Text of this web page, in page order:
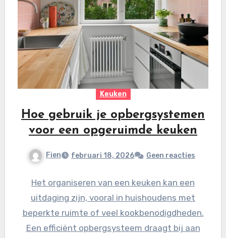
Keuken
Hoe gebruik je opbergsystemen
voor een opgeruimde keuken
Fien februari 18, 2026 Geen reacties
Het organiseren van een keuken kan een
uitdaging zijn, vooral in huishoudens met
beperkte ruimte of veel kookbenodigdheden.
Een efficiënt opbergsysteem draagt bij aan